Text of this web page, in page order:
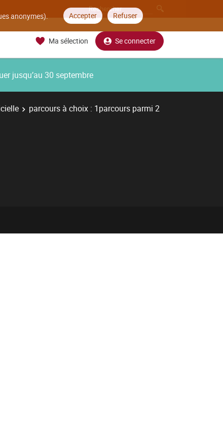
anonymes). Accepter Refuser
Ma sélection Se connecter
jusqu’au 30 septembre
parcours à choix : 1parcours parmi 2